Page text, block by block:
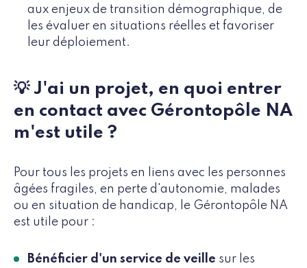
aux enjeux de transition démographique, de
les évaluer en situations réelles et favoriser
leur déploiement.
💡 J'ai un projet, en quoi entrer
en contact avec Gérontopôle NA
m'est utile ?
Pour tous les projets en liens avec les personnes
âgées fragiles, en perte d'autonomie, malades
ou en situation de handicap, le Gérontopôle NA
est utile pour :
Bénéficier d'un service de veille sur les